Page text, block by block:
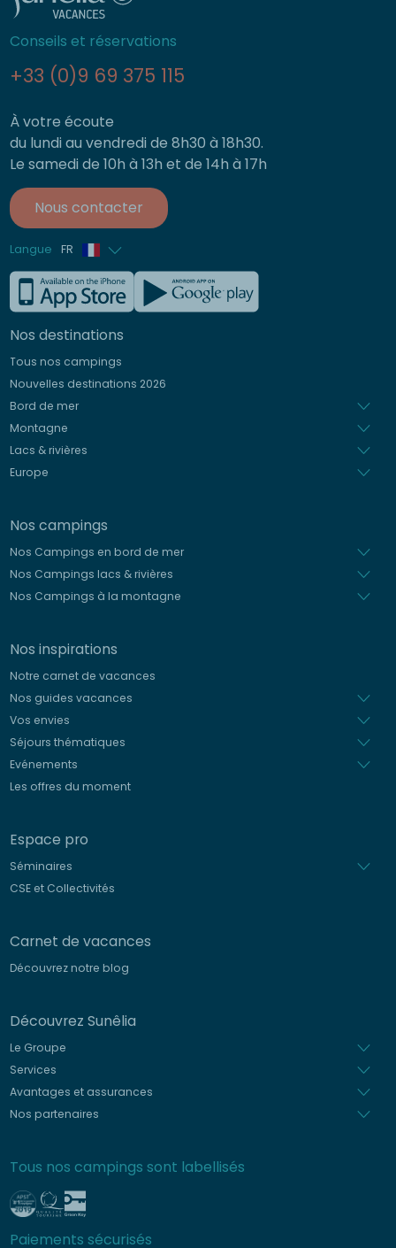
Conseils et réservations
+33 (0)9 69 375 115
À votre écoute
du lundi au vendredi de 8h30 à 18h30.
Le samedi de 10h à 13h et de 14h à 17h
Nous contacter
Langue FR
Anglais
Allemand
Italien
Espagnol
Néerlandais
Nos destinations
Tous nos campings
Nouvelles destinations 2026
Bord de mer
Montagne
Lacs & rivières
Europe
Nos campings
Nos Campings en bord de mer
Nos Campings lacs & rivières
Nos Campings à la montagne
Nos inspirations
Notre carnet de vacances
Nos guides vacances
Vos envies
Séjours thématiques
Evénements
Les offres du moment
Espace pro
Séminaires
CSE et Collectivités
Carnet de vacances
Découvrez notre blog
Découvrez Sunêlia
Le Groupe
Services
Avantages et assurances
Nos partenaires
Tous nos campings sont labellisés
Paiements sécurisés